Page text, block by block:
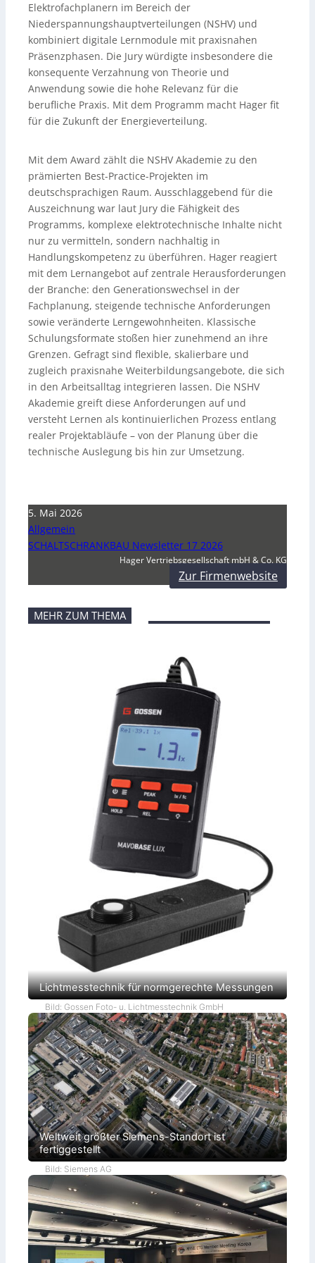
Elektrofachplanern im Bereich der
Niederspannungshauptverteilungen (NSHV) und
kombiniert digitale Lernmodule mit praxisnahen
Präsenzphasen. Die Jury würdigte insbesondere die
konsequente Verzahnung von Theorie und
Anwendung sowie die hohe Relevanz für die
berufliche Praxis. Mit dem Programm macht Hager fit
für die Zukunft der Energieverteilung.
Mit dem Award zählt die NSHV Akademie zu den
prämierten Best-Practice-Projekten im
deutschsprachigen Raum. Ausschlaggebend für die
Auszeichnung war laut Jury die Fähigkeit des
Programms, komplexe elektrotechnische Inhalte nicht
nur zu vermitteln, sondern nachhaltig in
Handlungskompetenz zu überführen. Hager reagiert
mit dem Lernangebot auf zentrale Herausforderungen
der Branche: den Generationswechsel in der
Fachplanung, steigende technische Anforderungen
sowie veränderte Lerngewohnheiten. Klassische
Schulungsformate stoßen hier zunehmend an ihre
Grenzen. Gefragt sind flexible, skalierbare und
zugleich praxisnahe Weiterbildungsangebote, die sich
in den Arbeitsalltag integrieren lassen. Die NSHV
Akademie greift diese Anforderungen auf und
versteht Lernen als kontinuierlichen Prozess entlang
realer Projektabläufe – von der Planung über die
technische Auslegung bis hin zur Umsetzung.
5. Mai 2026
Allgemein
SCHALTSCHRANKBAU Newsletter 17 2026
Hager Vertriebsgesellschaft mbH & Co. KG
Zur Firmenwebsite
MEHR ZUM THEMA
Lichtmesstechnik für normgerechte Messungen
Bild: Gossen Foto- u. Lichtmesstechnik GmbH
Weltweit größter Siemens-Standort ist
fertiggestellt
Bild: Siemens AG